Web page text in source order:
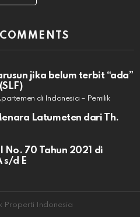
jika belum terbit “ada”
di Indonesia – Pemilik
Latumeten dari Th.
No. 70 Tahun 2021 di
s/d E
Properti Indonesia